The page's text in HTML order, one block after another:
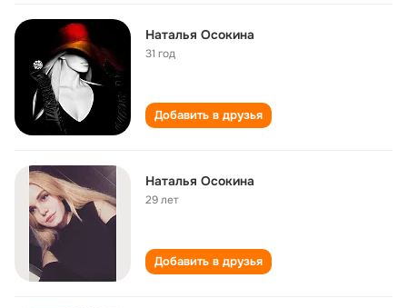
Наталья Осокина
31 год
Добавить в друзья
Наталья Осокина
29 лет
Добавить в друзья